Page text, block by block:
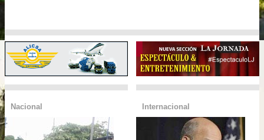
Nacional Internacional